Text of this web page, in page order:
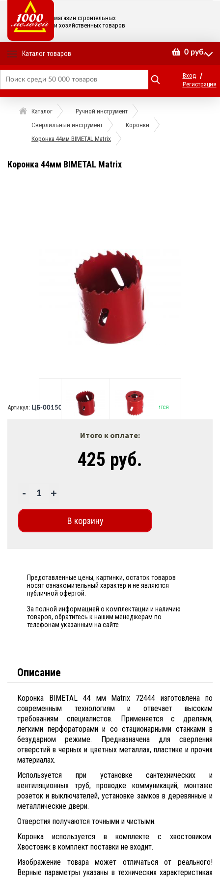
магазин строительных
и хозяйственных товаров
Каталог товаров 0 руб.
Вход /
Регистрация
Каталог
Ручной инструмент
Сверлильный инструмент
Коронки
Коронка 44мм BIMETAL Matrix
Коронка 44мм BIMETAL Matrix
Артикул: ЦБ-00150857 В наличии: скоро закончится
Представленные цены, картинки, остаток товаров
носят ознакомительный характер и не являются
публичной офертой.
За полной информацией о комплектации и наличию
товаров, обратитесь к нашим менеджерам по
телефонам указанным на сайте
Итого к оплате:
425 руб.
+
-
В корзину
Описание
Коронка BIMETAL 44 мм Matrix 72444 изготовлена по
современным технологиям и отвечает высоким
требованиям специалистов. Применяется с дрелями,
легкими перфораторами и со стационарными станками в
безударном режиме. Предназначена для сверления
отверстий в черных и цветных металлах, пластике и прочих
материалах.
Используется при установке сантехнических и
вентиляционных труб, проводке коммуникаций, монтаже
розеток и выключателей, установке замков в деревянные и
металлические двери.
Отверстия получаются точными и чистыми.
Коронка используется в комплекте с хвостовиком.
Хвостовик в комплект поставки не входит.
Изображение товара может отличаться от реального!
Верные параметры указаны в технических характеристиках